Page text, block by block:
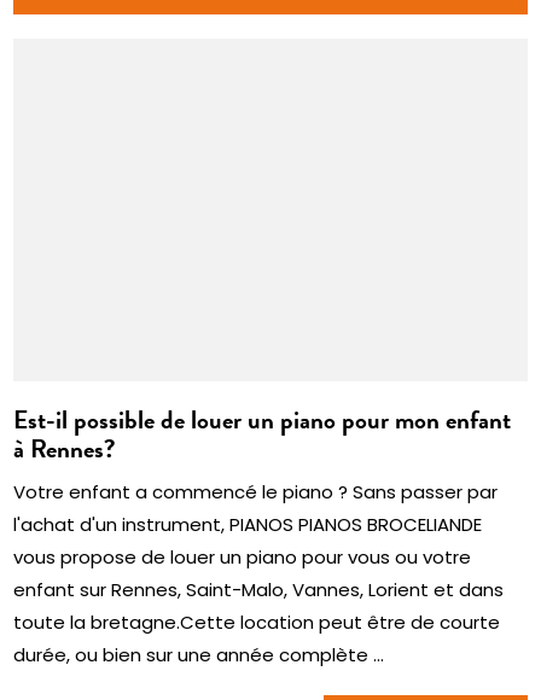
Est-il possible de louer un piano pour mon enfant
à Rennes?
Votre enfant a commencé le piano ? Sans passer par
l'achat d'un instrument, PIANOS PIANOS BROCELIANDE
vous propose de louer un piano pour vous ou votre
enfant sur Rennes, Saint-Malo, Vannes, Lorient et dans
toute la bretagne.Cette location peut être de courte
durée, ou bien sur une année complète ...